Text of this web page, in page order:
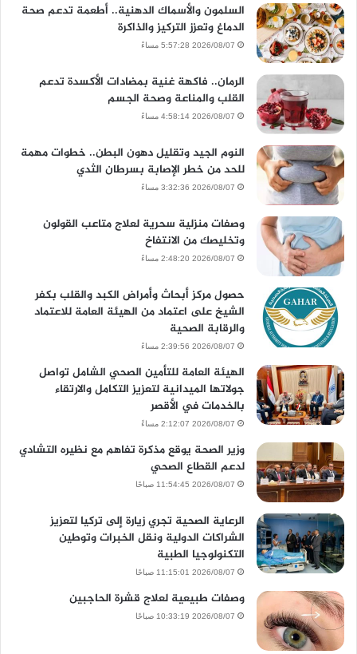
السلمون والأسماك الدهنية.. أطعمة تدعم صحة
الدماغ وتعزز التركيز والذاكرة
2026/08/07 5:57:28 مساءً
الرمان.. فاكهة غنية بمضادات الأكسدة تدعم
القلب والمناعة وصحة الجسم
2026/08/07 4:58:14 مساءً
النوم الجيد وتقليل دهون البطن.. خطوات مهمة
للحد من خطر الإصابة بسرطان الثدي
2026/08/07 3:32:36 مساءً
وصفات منزلية سحرية لعلاج متاعب القولون
وتخليصك من الانتفاخ
2026/08/07 2:48:20 مساءً
حصول مركز أبحاث وأمراض الكبد والقلب بكفر
الشيخ على اعتماد من الهيئة العامة للاعتماد
والرقابة الصحية
2026/08/07 2:39:56 مساءً
الهيئة العامة للتأمين الصحي الشامل تواصل
جولاتها الميدانية لتعزيز التكامل والارتقاء
بالخدمات في الأقصر
2026/08/07 2:12:07 مساءً
وزير الصحة يوقع مذكرة تفاهم مع نظيره التشادي
لدعم القطاع الصحي
2026/08/07 11:54:45 صباحًا
الرعاية الصحية تجري زيارة إلى تركيا لتعزيز
الشراكات الدولية ونقل الخبرات وتوطين
التكنولوجيا الطبية
2026/08/07 11:15:01 صباحًا
وصفات طبيعية لعلاج قشرة الحاجبين
2026/08/07 10:33:19 صباحًا